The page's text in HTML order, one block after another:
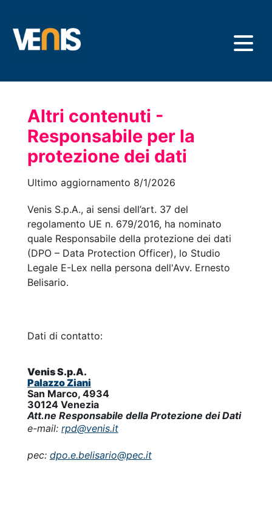
contenuto
principale
Altri contenuti -
Responsabile per la
protezione dei dati
Ultimo aggiornamento 8/1/2026
Venis S.p.A., ai sensi dell’art. 37 del
regolamento UE n. 679/2016, ha nominato
quale Responsabile della protezione dei dati
(DPO – Data Protection Officer), lo Studio
Legale E-Lex nella persona dell'Avv. Ernesto
Belisario.
Dati di contatto:
Venis S.p.A.
Palazzo Ziani
San Marco, 4934
30124 Venezia
Att.ne Responsabile della Protezione dei Dati
e-mail: rpd@venis.it
pec: dpo.e.belisario@pec.it